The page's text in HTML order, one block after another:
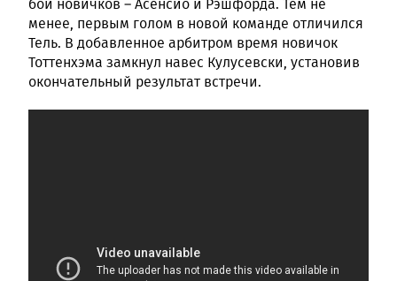
менее, первым голом в новой команде отличился
Тель. В добавленное арбитром время новичок
Тоттенхэма замкнул навес Кулусевски, установив
окончательный результат встречи.